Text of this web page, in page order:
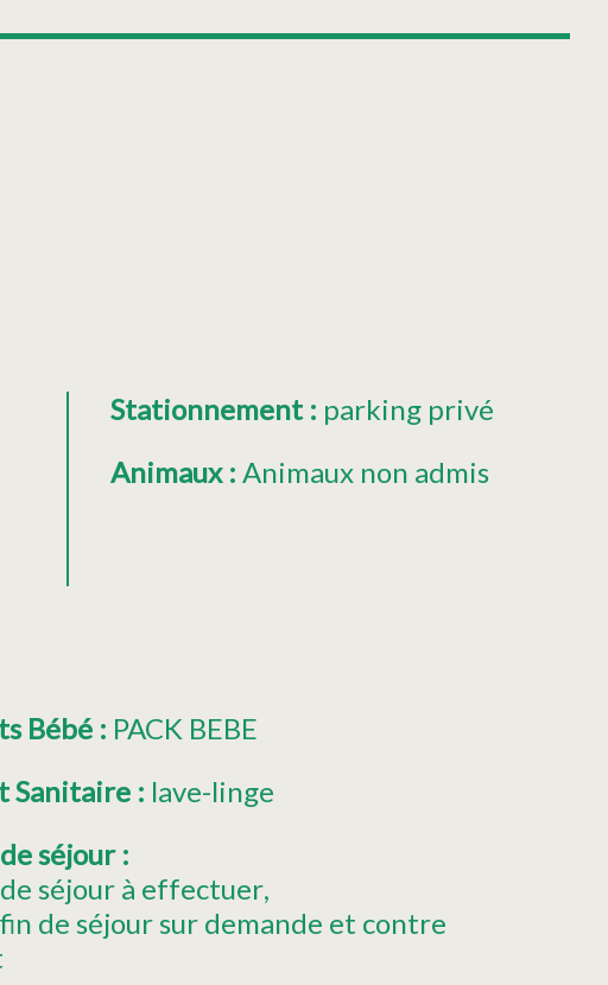
Stationnement : parking privé
Animaux : Animaux non admis
Bébé : PACK BEBE
Sanitaire : lave-linge
séjour :
séjour à effectuer
de séjour sur demande et contre